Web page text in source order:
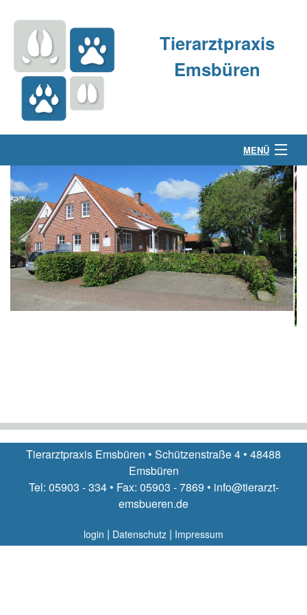
Tierarztpraxis
Emsbüren
MENÜ
Über uns
Kleintierpraxis
Großtierpraxis
Kontakt & Anfahrt
Tierarztpraxis Emsbüren • Schützenstraße 4 • 48488
Emsbüren
Tel: 05903 - 334 • Fax: 05903 - 7869 • info@tierarzt-
emsbueren.de
login | Datenschutz | Impressum